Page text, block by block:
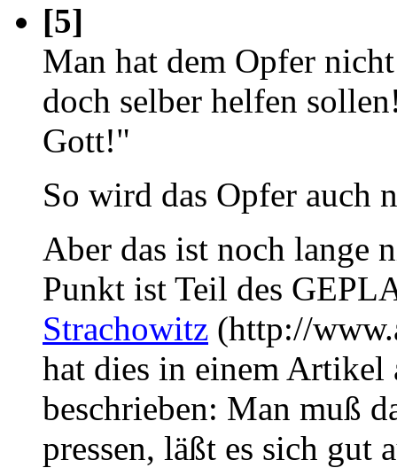
[5]
Man hat dem Opfer
doch selber helfen
Gott!"
So wird das Opfer auch
Aber das ist noch lange
Punkt ist Teil des
Strachowitz (http://
hat dies in einem Artikel
beschrieben: Man muß
pressen, läßt es sich gut